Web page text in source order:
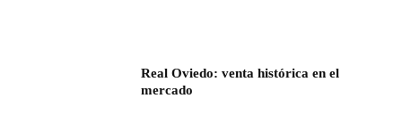
Real Oviedo: venta histórica en el
mercado